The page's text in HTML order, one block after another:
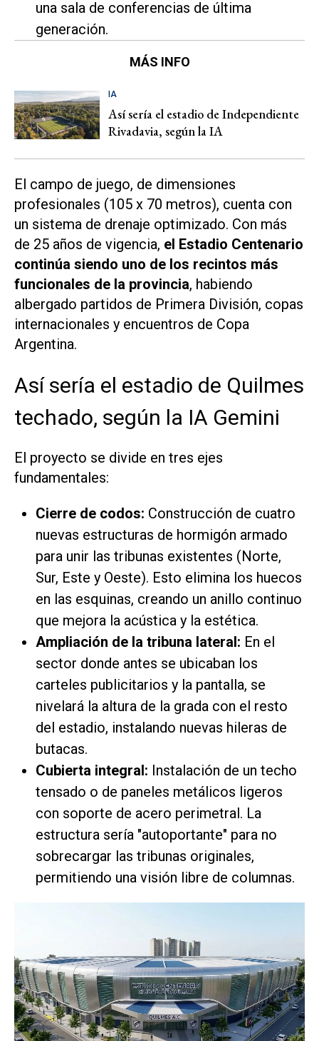
una sala de conferencias de última
generación.
MÁS INFO
IA
Así sería el estadio de Independiente
Rivadavia, según la IA
El campo de juego, de dimensiones
profesionales (105 x 70 metros), cuenta con
un sistema de drenaje optimizado. Con más
de 25 años de vigencia, el Estadio Centenario
continúa siendo uno de los recintos más
funcionales de la provincia, habiendo
albergado partidos de Primera División, copas
internacionales y encuentros de Copa
Argentina.
Así sería el estadio de Quilmes
techado, según la IA Gemini
El proyecto se divide en tres ejes
fundamentales:
Cierre de codos: Construcción de cuatro
nuevas estructuras de hormigón armado
para unir las tribunas existentes (Norte,
Sur, Este y Oeste). Esto elimina los huecos
en las esquinas, creando un anillo continuo
que mejora la acústica y la estética.
Ampliación de la tribuna lateral: En el
sector donde antes se ubicaban los
carteles publicitarios y la pantalla, se
nivelará la altura de la grada con el resto
del estadio, instalando nuevas hileras de
butacas.
Cubierta integral: Instalación de un techo
tensado o de paneles metálicos ligeros
con soporte de acero perimetral. La
estructura sería "autoportante" para no
sobrecargar las tribunas originales,
permitiendo una visión libre de columnas.